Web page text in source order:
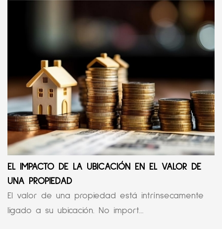
EL IMPACTO DE LA UBICACIÓN EN EL VALOR DE
UNA PROPIEDAD
El valor de una propiedad está intrínsecamente
ligado a su ubicación. No import...